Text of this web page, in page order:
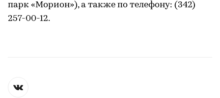
парк «Морион»), а также по телефону: (342)
257-00-12.